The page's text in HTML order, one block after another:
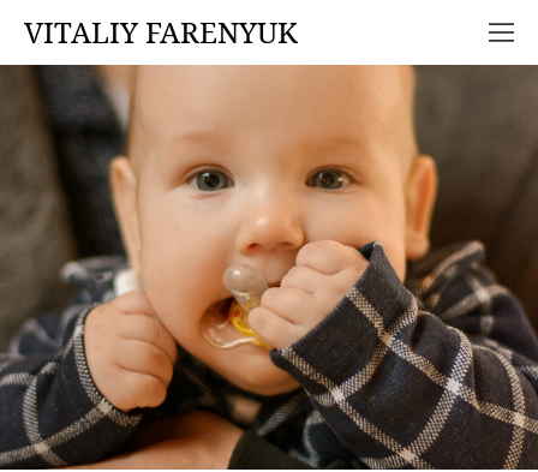
VITALIY FARENYUK